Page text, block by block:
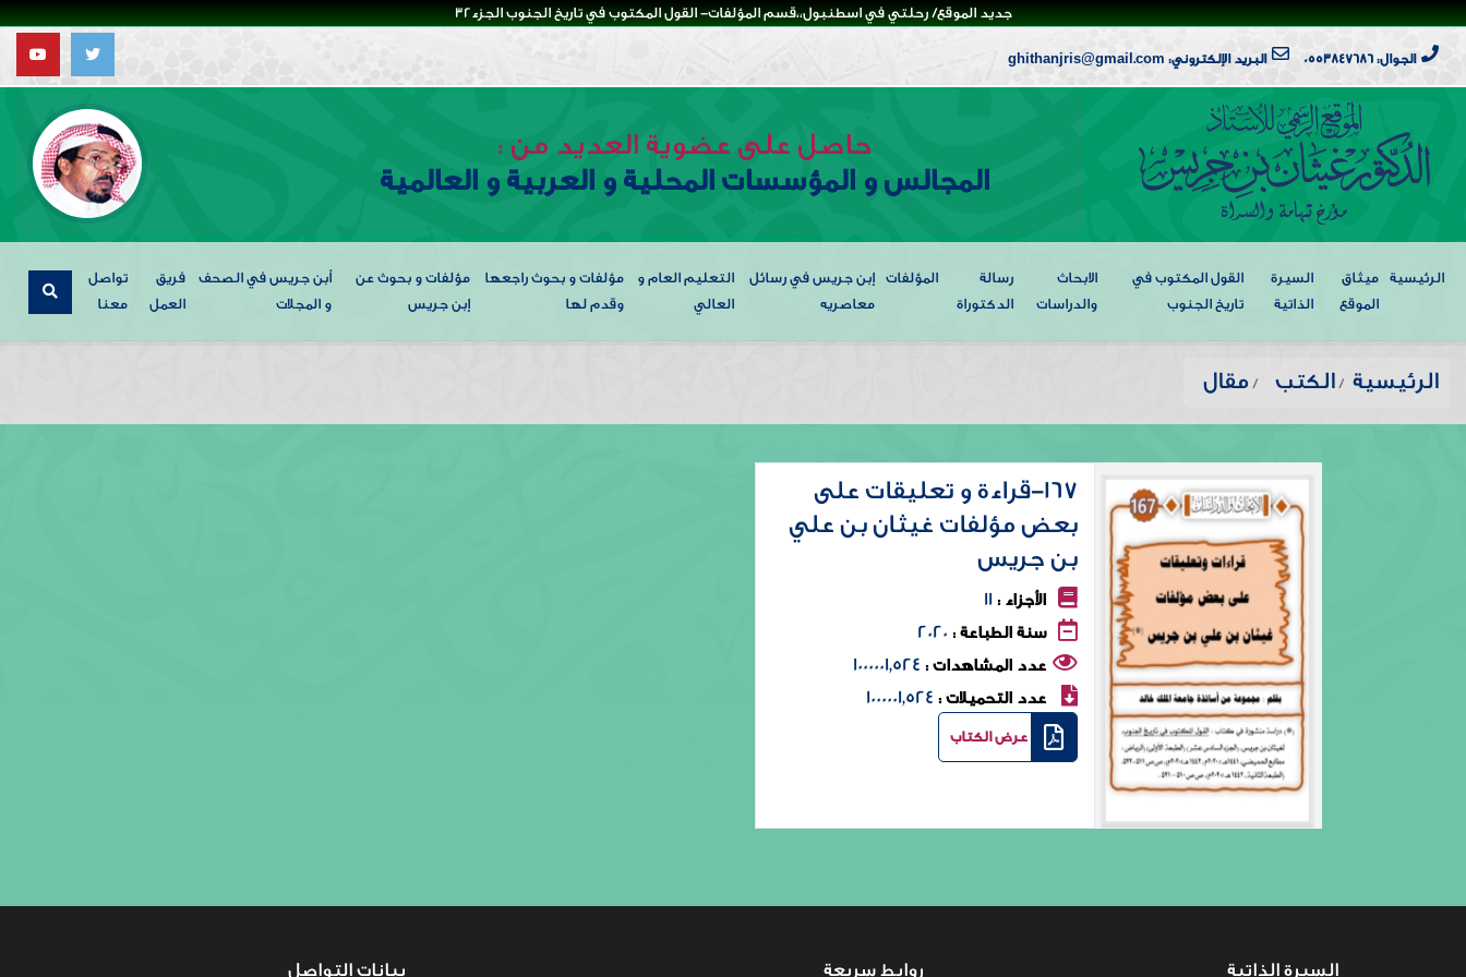
جديد الموقع/ رحلتي في اسطنبول،،قسم المؤلفات- القول المكتوب في تاريخ الجنوب الجزء32
الجوال: 0553847686 البريد الإلكتروني: ghithanjris@gmail.com
حاصل على عضوية العديد من :
المجالس و المؤسسات المحلية و العربية و العالمية
الرئيسية
ميثاق
الموقع
السيرة
الذاتية
القول المكتوب في
تاريخ الجنوب
الابحاث
والدراسات
رسالة
الدكتوراة
المؤلفات
إبن جريس في رسائل
معاصريه
التعليم العام و
العالي
مؤلفات و بحوث راجعها
وقدم لها
مؤلفات و بحوث عن
إبن جريس
أبن جريس في الصحف
و المجلات
فريق
العمل
تواصل
معنا
الرئيسية الكتب مقال
167-قراءة و تعليقات على
بعض مؤلفات غيثان بن علي
بن جريس
الأجزاء : 11
سنة الطباعة : 2020
عدد المشاهدات : 1000001٬524
عدد التحميلات : 1000001٬524
عرض الكتاب
السيرة الذاتية روابط سريعة بيانات التواصل